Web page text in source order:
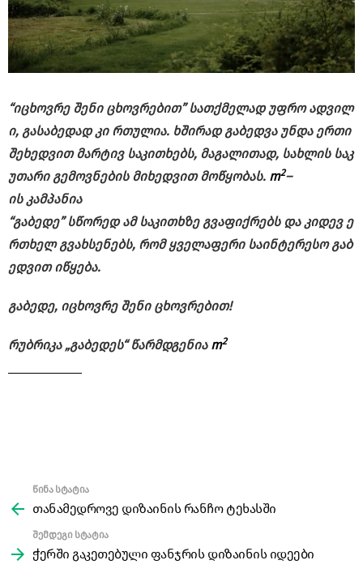
“იცხოვრე შენი ცხოვრებით”სათქმელადუფროადვილ
ი, გასაბედადკი რთულია. ხშირადგაბედვა უნდა ერთი
შეხედვითმარტივ საკითხებს, მაგალითად, სახლის საკ
უთარი გემოვნების მიხედვითმოწყობას. m2–
ისკამპანია
“გაბედე”სწორედამ საკითხზე გვაფიქრებს დაკიდევ ე
რთხელგვახსენებს, რომყველაფერი საინტერესოგაბ
ედვითიწყება.
გაბედე, იცხოვრე შენი ცხოვრებით!
რუბრიკა „გაბედეს“წარმდგენია m2
more
წინა სტატია
თანამედროვე დიზაინის რანჩო ტეხასში
შემდეგი სტატია
ჭერში გაკეთებული ფანჯრის დიზაინის იდეები